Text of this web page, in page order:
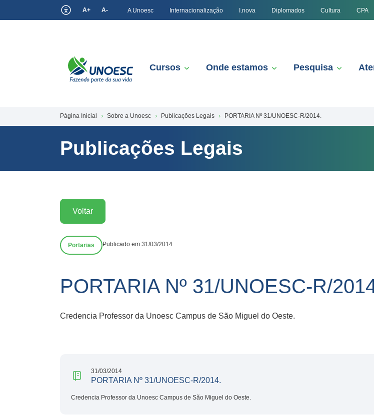
A+ A- A Unoesc Internacionalização I.nova Diplomados Cultura CPA
Cursos Onde estamos Pesquisa
Página Inicial Sobre a Unoesc Publicações Legais PORTARIA Nº 31/UNOESC-R/2014.
Publicações Legais
Voltar
Portarias Publicado em 31/03/2014
PORTARIA Nº 31/UNOESC-R/
Credencia Professor da Unoesc Campus de São Miguel do Oeste.
31/03/2014
PORTARIA Nº 31/UNOESC-R/2014.
Credencia Professor da Unoesc Campus de São Miguel do Oeste.